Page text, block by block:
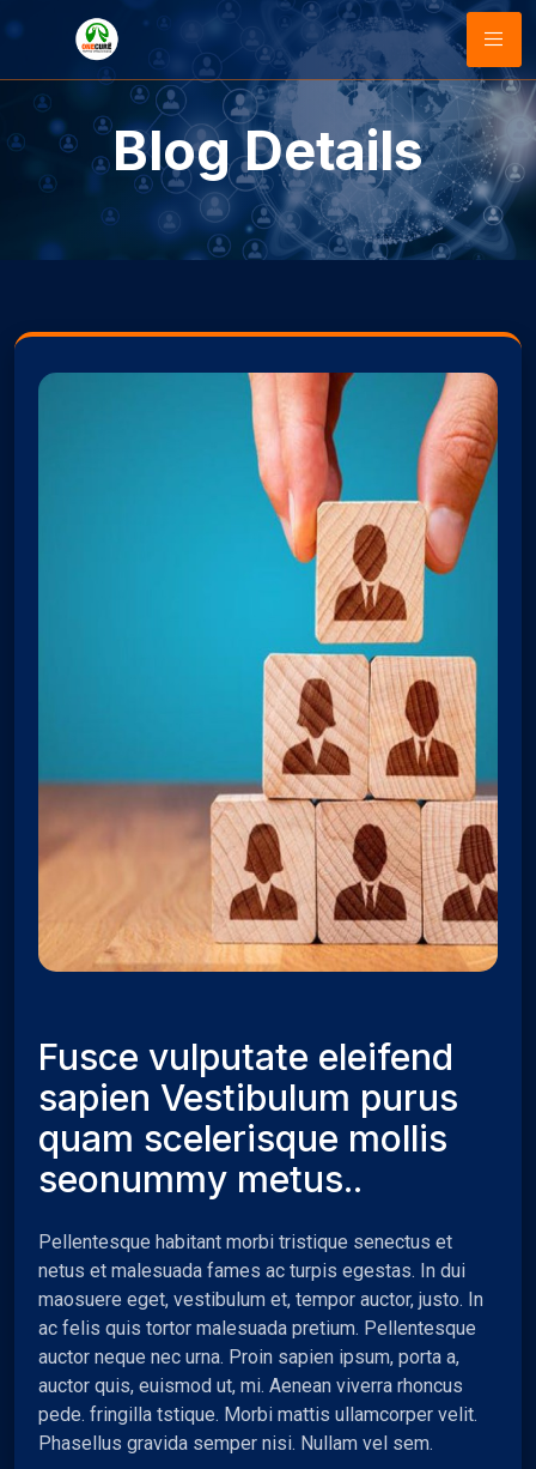
Blog Details
Fusce vulputate eleifend
sapien Vestibulum purus
quam scelerisque mollis
seonummy metus..
Pellentesque habitant morbi tristique senectus et
netus et malesuada fames ac turpis egestas. In dui
maosuere eget, vestibulum et, tempor auctor, justo. In
ac felis quis tortor malesuada pretium. Pellentesque
auctor neque nec urna. Proin sapien ipsum, porta a,
auctor quis, euismod ut, mi. Aenean viverra rhoncus
pede. fringilla tstique. Morbi mattis ullamcorper velit.
Phasellus gravida semper nisi. Nullam vel sem.